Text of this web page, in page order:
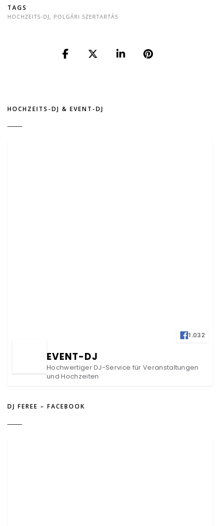
TAGS
HOCHZEITS-DJ POLGÁRI SZERTARTÁS
HOCHZEITS-DJ & EVENT-DJ
1.032
EVENT-DJ
Hochwertiger DJ-Service für Veranstaltungen
und Hochzeiten
DJ FEREE – FACEBOOK